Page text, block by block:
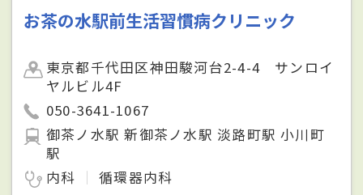
お茶の水駅前生活習慣病クリニック
東京都千代田区神田駿河台2-4-4 サンロイ
ヤルビル4F
050-3641-1067
御茶ノ水駅 新御茶ノ水駅 淡路町駅 小川町
駅
内科
循環器内科